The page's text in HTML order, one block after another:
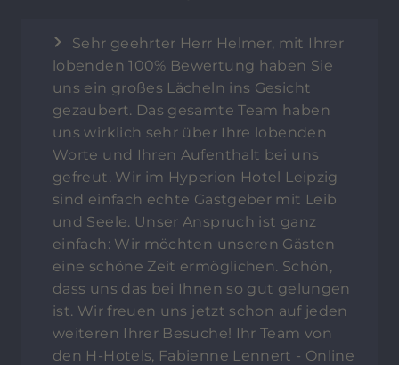
Sehr geehrter Herr Helmer, mit Ihrer
lobenden 100% Bewertung haben Sie
uns ein großes Lächeln ins Gesicht
gezaubert. Das gesamte Team haben
uns wirklich sehr über Ihre lobenden
Worte und Ihren Aufenthalt bei uns
gefreut. Wir im Hyperion Hotel Leipzig
sind einfach echte Gastgeber mit Leib
und Seele. Unser Anspruch ist ganz
einfach: Wir möchten unseren Gästen
eine schöne Zeit ermöglichen. Schön,
dass uns das bei Ihnen so gut gelungen
ist. Wir freuen uns jetzt schon auf jeden
weiteren Ihrer Besuche! Ihr Team von
den H-Hotels, Fabienne Lennert - Online